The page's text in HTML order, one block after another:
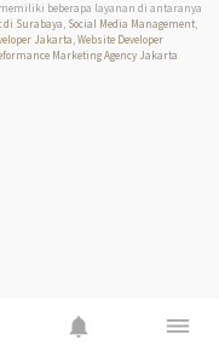
notifications dehaze
memiliki beberapa layanan di antaranya
di Surabaya Social Media Management
Jakarta Website Developer
Marketing Agency Jakarta